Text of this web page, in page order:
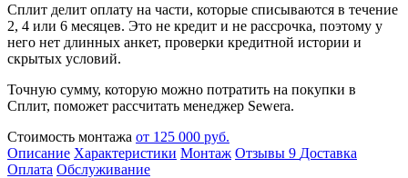
Сплит делит оплату на части, которые списываются в течение
2, 4 или 6 месяцев. Это не кредит и не рассрочка, поэтому у
него нет длинных анкет, проверки кредитной истории и
скрытых условий.
Точную сумму, которую можно потратить на покупки в
Сплит, поможет рассчитать менеджер Sewera.
Стоимость монтажа от 125 000 руб.
Описание Характеристики Монтаж Отзывы 9 Доставка
Оплата Обслуживание